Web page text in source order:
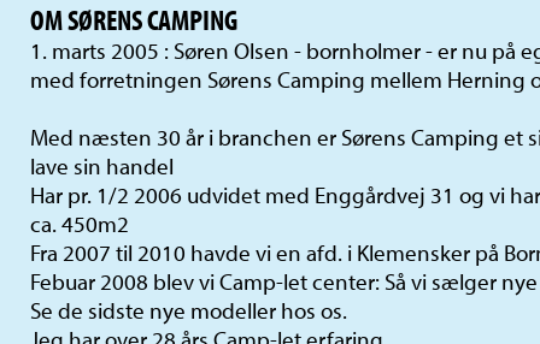
OM SØRENS CAMPING
1. marts 2005 : Søren Olsen - bornholmer - er nu på
med forretningen Sørens Camping mellem Herning
Med næsten 30 år i branchen er Sørens Camping et
lave sin handel
Har pr. 1/2 2006 udvidet med Enggårdvej 31 og vi
ca. 450m2
Fra 2007 til 2010 havde vi en afd. i Klemensker på
Febuar 2008 blev vi Camp-let center: Så vi sælger
Se de sidste nye modeller hos os.